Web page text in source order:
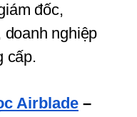
đốc,
nghiệp
cấp.
Airblade –